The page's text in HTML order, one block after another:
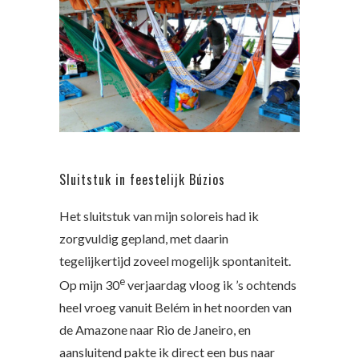
Sluitstuk in feestelijk Búzios
Het sluitstuk van mijn soloreis had ik
zorgvuldig gepland, met daarin
tegelijkertijd zoveel mogelijk spontaniteit.
Op mijn 30everjaardag vloog ik ’s ochtends
heel vroeg vanuit Belém in het noorden van
de Amazone naar Rio de Janeiro, en
aansluitend pakte ik direct een bus naar